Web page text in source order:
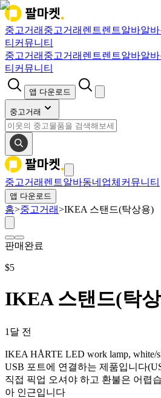
중고거래 중고거래 렌트렌트알바알바
티 커뮤니티
중고거래 중고거래 렌트렌트알바알바
티 커뮤니티
앱 다운로드
중고거래
중고거래 렌트알바동네업체 커뮤니티
앱 다운로드
홈>중고거래>IKEA 스탠드(탁상용)
판매완료
$5
IKEA 스탠드(탁
1달 전
IKEA HÅRTE LED work lamp, white/
USB 포트에 연결하는 제품입니다
직접 픽업 오셔야 하고 환불은 어렵
아 인근입니다